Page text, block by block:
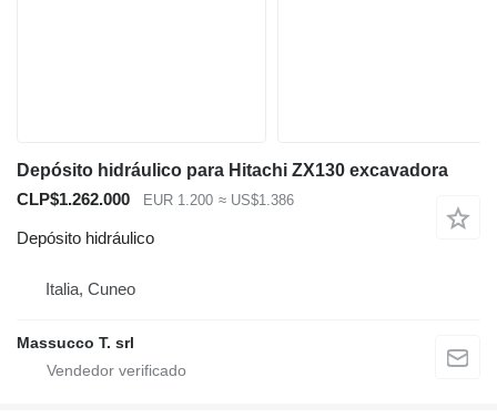
Depósito hidráulico para Hitachi ZX130 excavadora
CLP$1.262.000
EUR 1.200 ≈ US$1.386
Depósito hidráulico
Italia, Cuneo
Massucco T. srl